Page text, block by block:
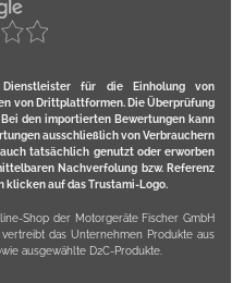
für die Einholung von
von Drittplattformen. Die Überprüfung
den importierten Bewertungen kann
ausschließlich von Verbrauchern
tatsächlich genutzt oder erworben
Nachverfolung bzw. Referenz
klicken auf das Trustami-Logo.
Shop der Motorgeräte Fischer GmbH
das Unternehmen Produkte aus
ausgewählte D2C-Produkte.